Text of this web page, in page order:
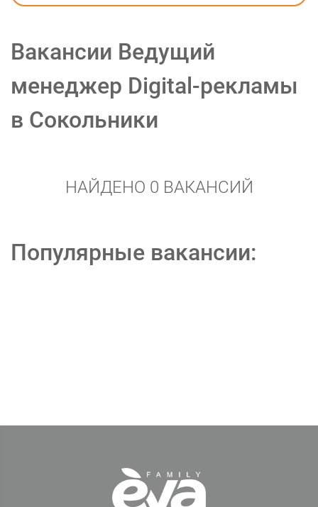
Вакансии Ведущий
менеджер Digital-рекламы
в Сокольники
НАЙДЕНО 0 ВАКАНСИЙ
Популярные вакансии: